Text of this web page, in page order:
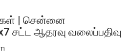
| சென்னை
சட்ட ஆதரவு வலைப்பதிவு